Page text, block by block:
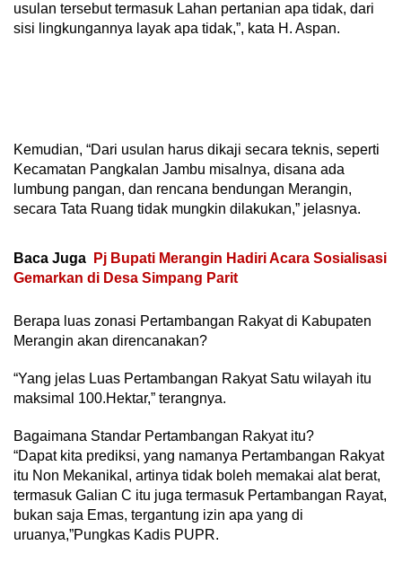
usulan tersebut termasuk Lahan pertanian apa tidak, dari
sisi lingkungannya layak apa tidak,”, kata H. Aspan.
Kemudian, “Dari usulan harus dikaji secara teknis, seperti
Kecamatan Pangkalan Jambu misalnya, disana ada
lumbung pangan, dan rencana bendungan Merangin,
secara Tata Ruang tidak mungkin dilakukan,” jelasnya.
Baca Juga
Pj Bupati Merangin Hadiri Acara Sosialisasi
Gemarkan di Desa Simpang Parit
Berapa luas zonasi Pertambangan Rakyat di Kabupaten
Merangin akan direncanakan?
“Yang jelas Luas Pertambangan Rakyat Satu wilayah itu
maksimal 100.Hektar,” terangnya.
Bagaimana Standar Pertambangan Rakyat itu?
“Dapat kita prediksi, yang namanya Pertambangan Rakyat
itu Non Mekanikal, artinya tidak boleh memakai alat berat,
termasuk Galian C itu juga termasuk Pertambangan Rayat,
bukan saja Emas, tergantung izin apa yang di
uruanya,”Pungkas Kadis PUPR.